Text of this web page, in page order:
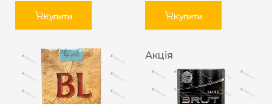
Купити Купити
Акція